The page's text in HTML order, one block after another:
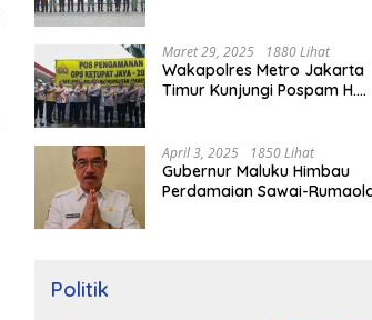
Maret 29, 2025 1880 Lihat
Wakapolres Metro Jakarta
Timur Kunjungi Pospam H.
April 3, 2025 1850 Lihat
Gubernur Maluku Himbau
Perdamaian Sawai-
Politik